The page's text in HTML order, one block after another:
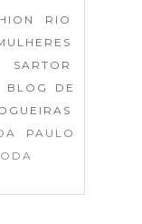
RIO
SARTOR
BLOG DE
PAULO